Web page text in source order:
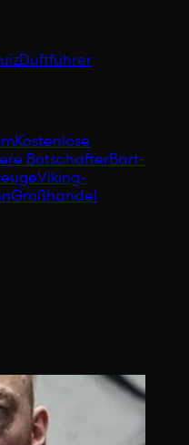
Duftführer
Kostenlose
BotschafterBart-
Viking-
Großhandel